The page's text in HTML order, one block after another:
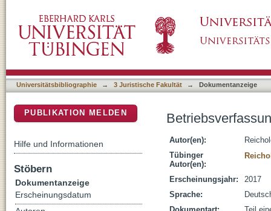
Universitätsbibliographie → 3 Juristische Fakultät → Dokumentanzeige
Autor(en):
Tübinger
Autor(en):
Erscheinungsjahr:
2017
Sprache:
PUBLIKATION MELDEN
Hilfe und Informationen
Stöbern
Dokumentanzeige
Erscheinungsdatum